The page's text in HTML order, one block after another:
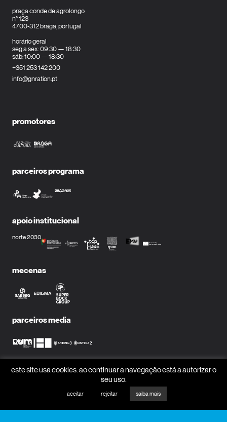
praça conde de agrolongo
n° 123
4700-312 braga, portugal
horário geral
seg a sex: 09:30 — 18:30
sáb: 10:00 — 18:30
+351 253 142 200
info@gnration.pt
promotores
parceiros programa
apoio institucional
norte 2030
mecenas
parceiros media
receber newsletter?
este site usa cookies. ao continuar a navegação está a autorizar o
seu uso.
aceitar rejeitar saiba mais